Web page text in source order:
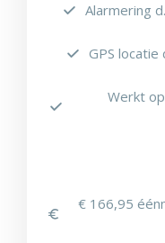
Alarmering
GPS
Werkt
€ 166,95